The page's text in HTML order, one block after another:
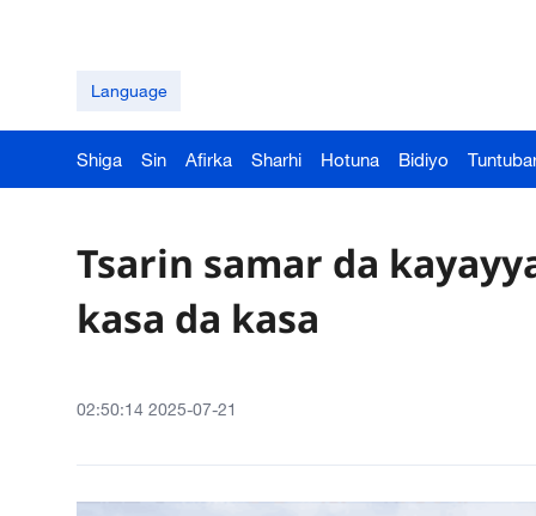
Language
Shiga Sin Afirka Sharhi Hotuna Bidiyo
Tsarin samar da
kasa da kasa
02:50:14 2025-07-21